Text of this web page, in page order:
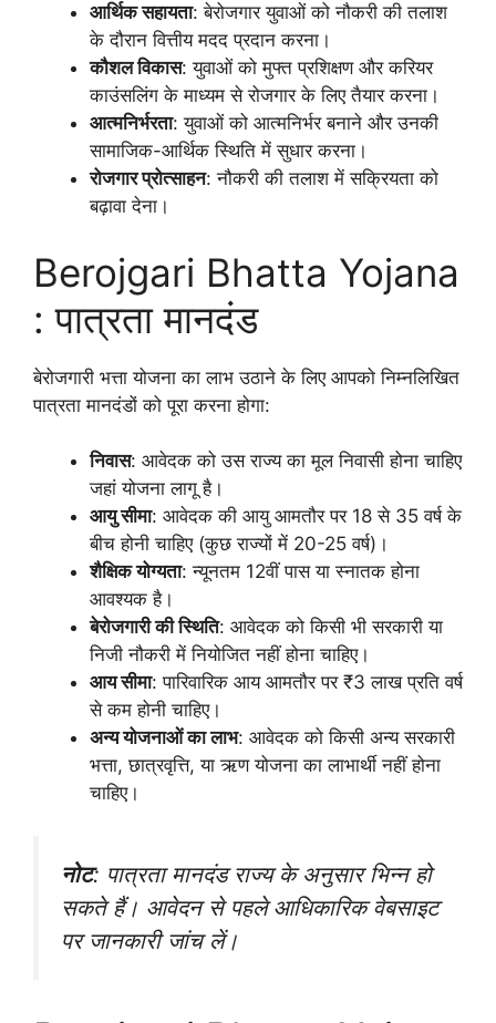
आर्थिक सहायता: बेरोजगार युवाओं को नौकरी की तलाश
के दौरान वित्तीय मदद प्रदान करना।
कौशल विकास: युवाओं को मुफ्त प्रशिक्षण और करियर
काउंसलिंग के माध्यम से रोजगार के लिए तैयार करना।
आत्मनिर्भरता: युवाओं को आत्मनिर्भर बनाने और उनकी
सामाजिक-आर्थिक स्थिति में सुधार करना।
रोजगार प्रोत्साहन: नौकरी की तलाश में सक्रियता को
बढ़ावा देना।
Berojgari Bhatta Yojana
: पात्रता मानदंड
बेरोजगारी भत्ता योजना का लाभ उठाने के लिए आपको निम्नलिखित
पात्रता मानदंडों को पूरा करना होगा:
निवास: आवेदक को उस राज्य का मूल निवासी होना चाहिए
जहां योजना लागू है।
आयु सीमा: आवेदक की आयु आमतौर पर 18 से 35 वर्ष के
बीच होनी चाहिए (कुछ राज्यों में 20-25 वर्ष)।
शैक्षिक योग्यता: न्यूनतम 12वीं पास या स्नातक होना
आवश्यक है।
बेरोजगारी की स्थिति: आवेदक को किसी भी सरकारी या
निजी नौकरी में नियोजित नहीं होना चाहिए।
आय सीमा: पारिवारिक आय आमतौर पर ₹3 लाख प्रति वर्ष
से कम होनी चाहिए।
अन्य योजनाओं का लाभ: आवेदक को किसी अन्य सरकारी
भत्ता, छात्रवृत्ति, या ऋण योजना का लाभार्थी नहीं होना
चाहिए।
नोट: पात्रता मानदंड राज्य के अनुसार भिन्न हो
सकते हैं। आवेदन से पहले आधिकारिक वेबसाइट
पर जानकारी जांच लें।